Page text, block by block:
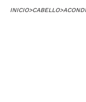
INICIO>CABELLO>